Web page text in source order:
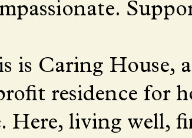
is Caring House,
residence for
Here, living well,